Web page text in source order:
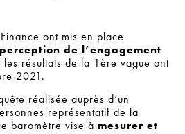
ont mis en place
de l’engagement
les résultats de la 1ère vague ont
2021.
réalisée auprès d’un
représentatif de la
baromètre vise à mesurer et